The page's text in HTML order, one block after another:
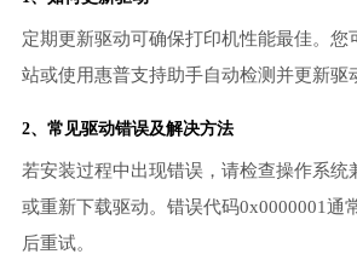
定期更新驱动可确保打印机性能最佳。您
站或使用惠普支持助手自动检测并更新驱
2、常见驱动错误及解决方法
若安装过程中出现错误，请检查操作系统
或重新下载驱动。错误代码0x0000001通
后重试。